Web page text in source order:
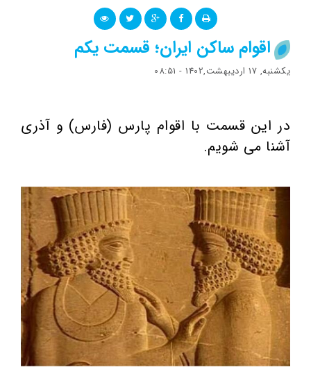
اقوام ساکن ایران‌؛ قسمت یکم
یکشنبه, 17 اردیبهشت,1402 - 08:51
در این قسمت با اقوام پارس (فارس) و آذری
آشنا می شویم.